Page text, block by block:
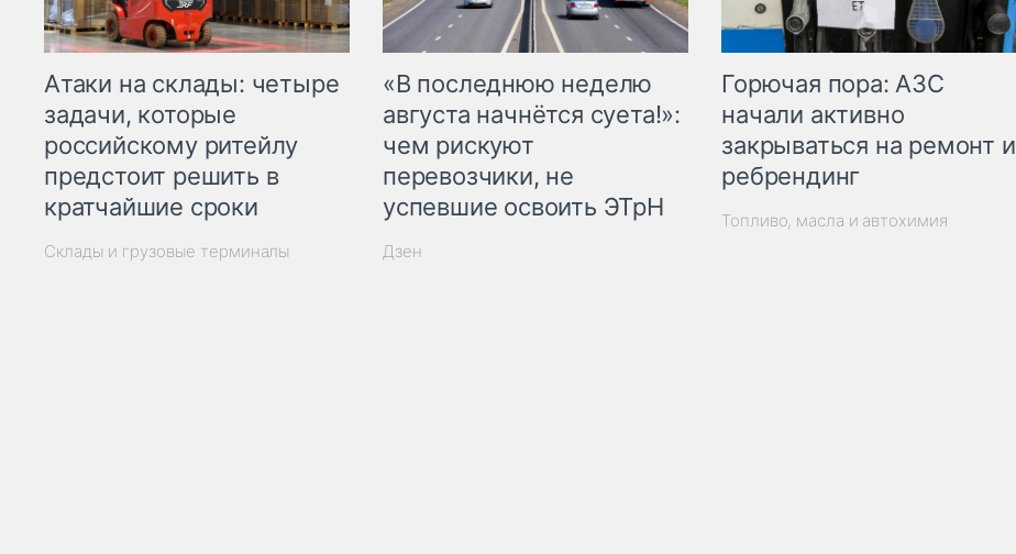
Атаки на склады: четыре
задачи, которые
российскому ритейлу
предстоит решить в
кратчайшие сроки
Склады и грузовые терминалы
«В последнюю неделю
августа начнётся суета!»:
чем рискуют
перевозчики, не
успевшие освоить ЭТрН
Дзен
Горючая пора: АЗС
начали активно
закрываться на ремонт и
ребрендинг
Топливо, масла и автохимия